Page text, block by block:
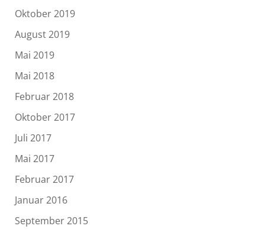
Oktober 2019
August 2019
Mai 2019
Mai 2018
Februar 2018
Oktober 2017
Juli 2017
Mai 2017
Februar 2017
Januar 2016
September 2015